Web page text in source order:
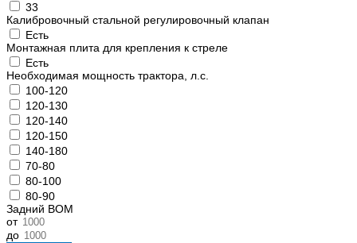
33
Калибровочный стальной регулировочный клапан
Есть
Монтажная плита для крепления к стреле
Есть
Необходимая мощность трактора, л.с.
100-120
120-130
120-140
120-150
140-180
70-80
80-100
80-90
Задний ВОМ
от
до